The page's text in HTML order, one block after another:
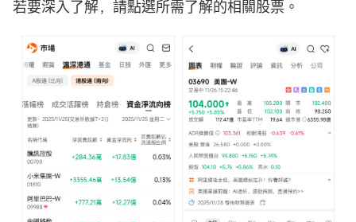
若要深入了解，請點選所需了解的相關股票。